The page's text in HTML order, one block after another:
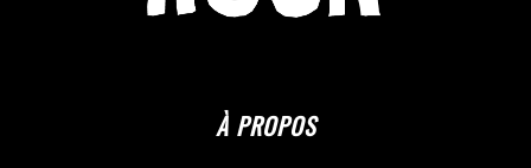
À PROPOS